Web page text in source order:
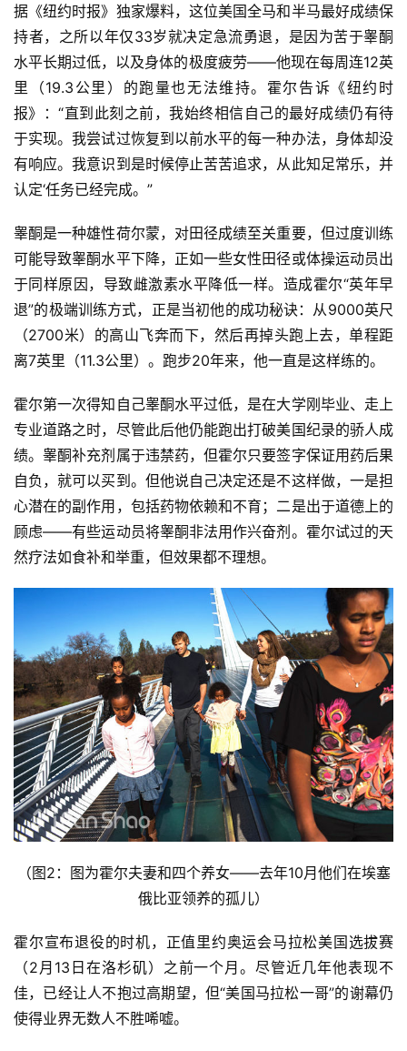
据《纽约时报》独家爆料，这位美国全马和半马最好成绩保
持者，之所以年仅33岁就决定急流勇退，是因为苦于睾酮
水平长期过低，以及身体的极度疲劳——他现在每周连12英
里（19.3公里）的跑量也无法维持。 霍尔告诉《纽约时
报》：“直到此刻之前，我始终相信自己的最好成绩仍有待
于实现。我尝试过恢复到以前水平的每一种办法，身体却没
有响应。我意识到是时候停止苦苦追求，从此知足常乐，并
认定‘任务已经完成。”
睾酮是一种雄性荷尔蒙，对田径成绩至关重要，但过度训练
可能导致睾酮水平下降，正如一些女性田径或体操运动员出
于同样原因，导致雌激素水平降低一样。 造成霍尔“英年早
退”的极端训练方式，正是当初他的成功秘诀：从9000英尺
（2700米）的高山飞奔而下，然后再掉头跑上去，单程距
离7英里（11.3公里）。跑步20年来，他一直是这样练的。
霍尔第一次得知自己睾酮水平过低，是在大学刚毕业、走上
专业道路之时，尽管此后他仍能跑出打破美国纪录的骄人成
绩。睾酮补充剂属于违禁药，但霍尔只要签字保证用药后果
自负，就可以买到。但他说自己决定还是不这样做，一是担
心潜在的副作用，包括药物依赖和不育；二是出于道德上的
顾虑——有些运动员将睾酮非法用作兴奋剂。霍尔试过的天
然疗法如食补和举重，但效果都不理想。
（图2：图为霍尔夫妻和四个养女——去年10月他们在埃塞
俄比亚领养的孤儿）
霍尔宣布退役的时机，正值里约奥运会马拉松美国选拔赛
（2月13日在洛杉矶）之前一个月。尽管近几年他表现不
佳，已经让人不抱过高期望，但“美国马拉松一哥”的谢幕仍
使得业界无数人不胜唏嘘。